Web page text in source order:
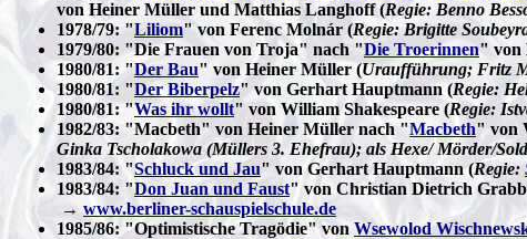
von Heiner Müller und Matthias Langhoff (Regie: Benno
1978/79: "Liliom" von Ferenc Molnár (Regie: Brigitte
1979/80: "Die Frauen von Troja" nach "Die Troerinnen" von
1980/81: "Der Bau" von Heiner Müller (Uraufführung; Fritz
1980/81: "Der Biberpelz" von Gerhart Hauptmann (Regie:
1980/81: "Was ihr wollt" von William Shakespeare (Regie:
1982/83: "Macbeth" von Heiner Müller nach "Macbeth" von
Ginka Tscholakowa (Müllers 3. Ehefrau); als Hexe/ Mörder/
1983/84: "Schluck und Jau" von Gerhart Hauptmann (Regie:
1983/84: "Don Juan und Faust" von Christian Dietrich
→ www.berliner-schauspielschule.de
1985/86: "Optimistische Tragödie" von Wsewolod